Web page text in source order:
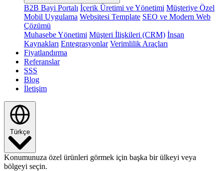
B2B Bayi Portalı İçerik Üretimi ve Yönetimi Müşteriye Özel
Mobil Uygulama Websitesi Template SEO ve Modern Web
Çözümü
Muhasebe Yönetimi Müşteri İlişkileri (CRM) İnsan
Kaynakları Entegrasyonlar Verimlilik Araçları
Fiyatlandırma
Referanslar
SSS
Blog
İletişim
Türkçe
Konumunuza özel ürünleri görmek için başka bir ülkeyi veya
bölgeyi seçin.